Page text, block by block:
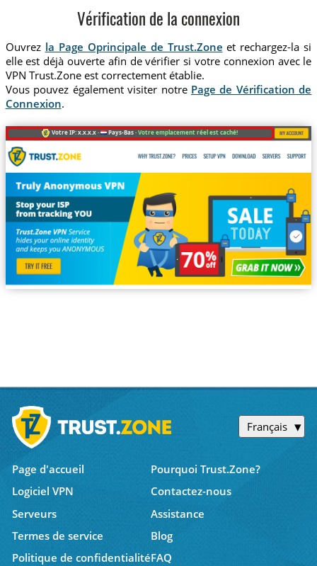
Vérification de la connexion
Ouvrez la Page Oprincipale de Trust.Zone et rechargez-la si
elle est déjà ouverte afin de vérifier si votre connexion avec le
VPN Trust.Zone est correctement établie.
Vous pouvez également visiter notre Page de Vérification de
Connexion.
Votre IP: x.x.x.x · Pays-Bas ·Votre emplacement réel est caché!
Français
Page d'accueil
Pourquoi Trust.Zone?
Logiciel VPN
Contactez-nous
Serveurs
Assistance
Termes de service
Blog
Politique de confidentialitéFAQ